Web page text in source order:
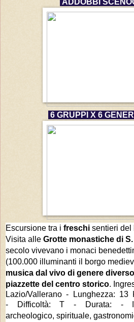
ADDOBBI
6 GRUPPI X 6
Escursione tra i freschi sentieri del
Visita alle Grotte monastiche di
secolo vivevano i monaci
(100.000 illuminanti il borgo
musica dal vivo di genere diverso
piazzette del centro storico.
Lazio/Vallerano - Lunghezza: 13
-
Difficoltà: T - Durata: -
archeologico, spirituale,